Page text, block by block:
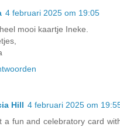
4 februari 2025 om 19:05
mooi kaartje Ineke.
Hill 4 februari 2025 om
a fun and celebratory card